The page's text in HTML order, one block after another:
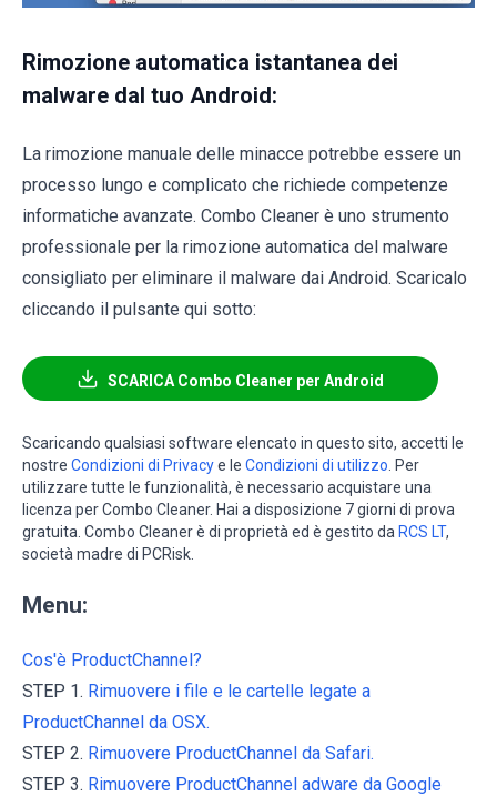
Rimozione automatica istantanea dei
malware dal tuo Android:
La rimozione manuale delle minacce potrebbe essere un
processo lungo e complicato che richiede competenze
informatiche avanzate. Combo Cleaner è uno strumento
professionale per la rimozione automatica del malware
consigliato per eliminare il malware dai Android. Scaricalo
cliccando il pulsante qui sotto:
SCARICA Combo Cleaner per Android
Scaricando qualsiasi software elencato in questo sito, accetti le
nostre Condizioni di Privacye le Condizioni di utilizzo . Per
utilizzare tutte le funzionalità, è necessario acquistare una
licenza per Combo Cleaner. Hai a disposizione 7 giorni di prova
gratuita. Combo Cleaner è di proprietà ed è gestito da RCS LT,
società madre di PCRisk.
Menu:
Cos'è ProductChannel?
STEP 1. Rimuovere i file e le cartelle legate a
ProductChannel da OSX.
STEP 2. Rimuovere ProductChannel da Safari.
STEP 3. Rimuovere ProductChannel adware da Google